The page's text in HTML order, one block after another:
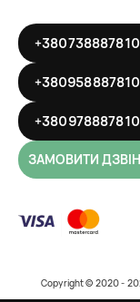
+380738887810
+380958887810
+380978887810
ЗАМОВИТИ
Copyright © 2020 -